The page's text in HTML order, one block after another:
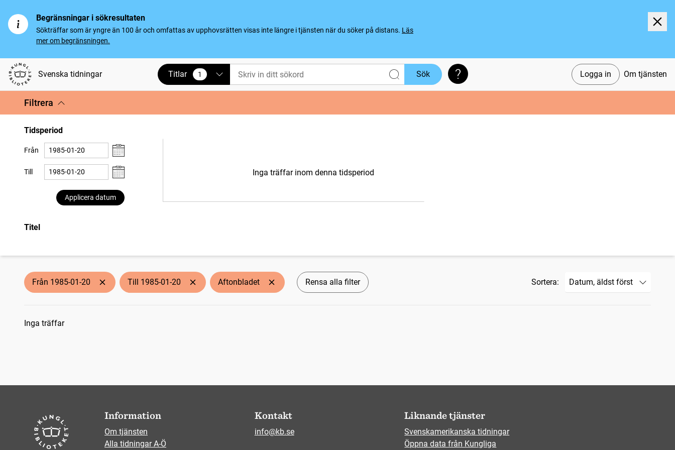
Begränsningar i sökresultaten
Sökträffar som är yngre än 100 år och omfattas av upphovsrätten visas inte längre i tjänsten när du söker på distans. Läs
mer om begränsningen.
Svenska tidningar Logga in Om tjänsten
Titlar 1
vald Sök Söktips
Filtrera
Tidsperiod
Från
Till
Applicera datum
Inga träffar inom denna tidsperiod
Titel
Från 1985-01-20 Till 1985-01-20 Aftonbladet Rensa alla filter Sortera:
Sökresultat
Inga träffar
Information
Om tjänsten
Alla tidningar A-Ö
Kontakt
info@kb.se
Liknande tjänster
Svenskamerikanska tidningar
Öppna data från Kungliga